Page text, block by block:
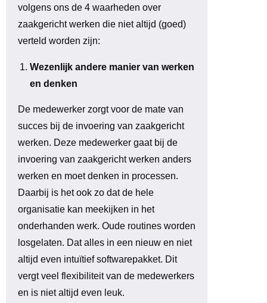
volgens ons de 4 waarheden over
zaakgericht werken die niet altijd (goed)
verteld worden zijn:
Wezenlijk andere manier van werken
en denken
De medewerker zorgt voor de mate van
succes bij de invoering van zaakgericht
werken. Deze medewerker gaat bij de
invoering van zaakgericht werken anders
werken en moet denken in processen.
Daarbij is het ook zo dat de hele
organisatie kan meekijken in het
onderhanden werk. Oude routines worden
losgelaten. Dat alles in een nieuw en niet
altijd even intuïtief softwarepakket. Dit
vergt veel flexibiliteit van de medewerkers
en is niet altijd even leuk.